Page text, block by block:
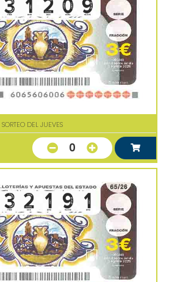
SORTEO DEL JUEVES
0